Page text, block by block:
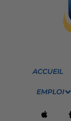
ACCUEIL
EMPLOI